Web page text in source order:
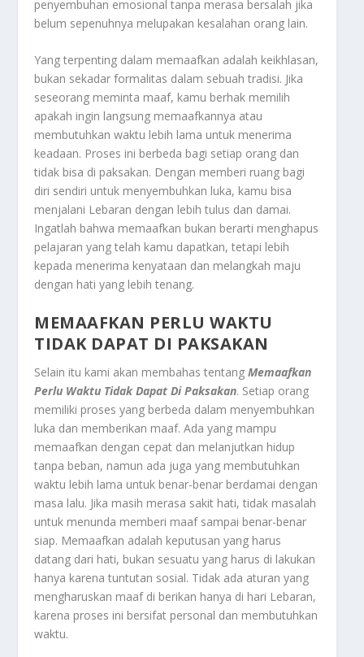
penyembuhan emosional tanpa merasa bersalah jika
belum sepenuhnya melupakan kesalahan orang lain.
Yang terpenting dalam memaafkan adalah keikhlasan,
bukan sekadar formalitas dalam sebuah tradisi. Jika
seseorang meminta maaf, kamu berhak memilih
apakah ingin langsung memaafkannya atau
membutuhkan waktu lebih lama untuk menerima
keadaan. Proses ini berbeda bagi setiap orang dan
tidak bisa di paksakan. Dengan memberi ruang bagi
diri sendiri untuk menyembuhkan luka, kamu bisa
menjalani Lebaran dengan lebih tulus dan damai.
Ingatlah bahwa memaafkan bukan berarti menghapus
pelajaran yang telah kamu dapatkan, tetapi lebih
kepada menerima kenyataan dan melangkah maju
dengan hati yang lebih tenang.
MEMAAFKAN PERLU WAKTU
TIDAK DAPAT DI PAKSAKAN
Selain itu kami akan membahas tentangMemaafkan
Perlu Waktu Tidak Dapat Di Paksakan. Setiap orang
memiliki proses yang berbeda dalam menyembuhkan
luka dan memberikan maaf. Ada yang mampu
memaafkan dengan cepat dan melanjutkan hidup
tanpa beban, namun ada juga yang membutuhkan
waktu lebih lama untuk benar-benar berdamai dengan
masa lalu. Jika masih merasa sakit hati, tidak masalah
untuk menunda memberi maaf sampai benar-benar
siap. Memaafkan adalah keputusan yang harus
datang dari hati, bukan sesuatu yang harus di lakukan
hanya karena tuntutan sosial. Tidak ada aturan yang
mengharuskan maaf di berikan hanya di hari Lebaran,
karena proses ini bersifat personal dan membutuhkan
waktu.